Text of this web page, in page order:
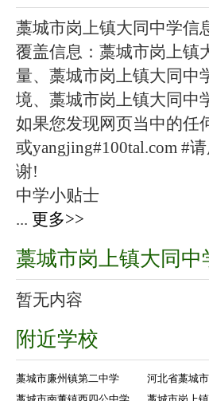
藁城市岗上镇大同中学信
覆盖信息：藁城市岗上镇
量、藁城市岗上镇大同中
境、藁城市岗上镇大同中
如果您发现网页当中的任
或yangjing#100tal.com #
谢!
中学小贴士
... 更多>>
藁城市岗上镇大同中
暂无内容
附近学校
藁城市廉州镇第二中学 河北省藁城